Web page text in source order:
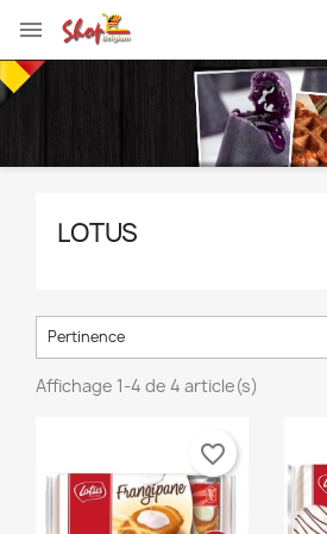

LOTUS
Pertinence
Affichage 1-4 de 4 article(s)
favorite_border